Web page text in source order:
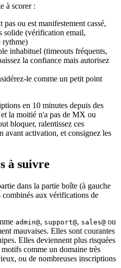
à scorer :
pas ou est manifestement cassé,
solide (vérification email,
inhabituel (timeouts fréquents,
la confiance mais autorisez
le comme un petit point
en 10 minutes depuis des
la moitié n'a pas de MX ou
bloquer, ralentissez ces
avant activation, et consignez les
à suivre
dans la partie boîte (à gauche
combinés aux vérifications de
admin@, support@, sales@ ou
mauvaises. Elles sont courantes
Elles deviennent plus risquées
comme un domaine très
ou de nombreuses inscriptions